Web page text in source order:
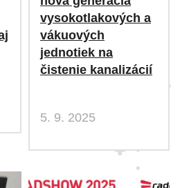
vysokotlakových a
vákuových
jednotiek na
čistenie kanalizácií
5. 9. 2025